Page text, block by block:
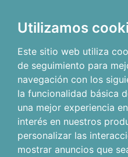
Utilizamos
Este sitio web utiliza
de seguimiento para
navegación con los
la funcionalidad básica
una mejor experiencia
interés en nuestros
personalizar las
mostrar anuncios que